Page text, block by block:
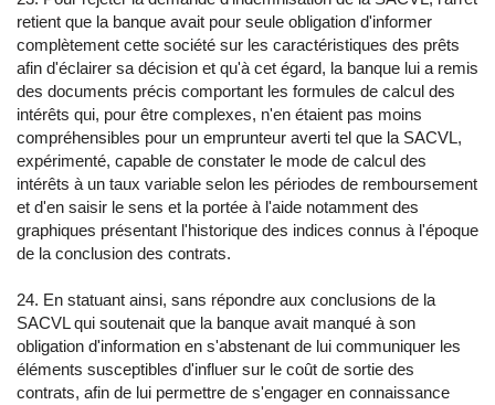
retient que la banque avait pour seule obligation d'informer
complètement cette société sur les caractéristiques des prêts
afin d'éclairer sa décision et qu'à cet égard, la banque lui a remis
des documents précis comportant les formules de calcul des
intérêts qui, pour être complexes, n'en étaient pas moins
compréhensibles pour un emprunteur averti tel que la SACVL,
expérimenté, capable de constater le mode de calcul des
intérêts à un taux variable selon les périodes de remboursement
et d'en saisir le sens et la portée à l'aide notamment des
graphiques présentant l'historique des indices connus à l'époque
de la conclusion des contrats.
24. En statuant ainsi, sans répondre aux conclusions de la
SACVL qui soutenait que la banque avait manqué à son
obligation d'information en s'abstenant de lui communiquer les
éléments susceptibles d'influer sur le coût de sortie des
contrats, afin de lui permettre de s'engager en connaissance